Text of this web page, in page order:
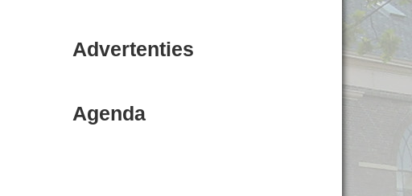
Advertenties
Agenda